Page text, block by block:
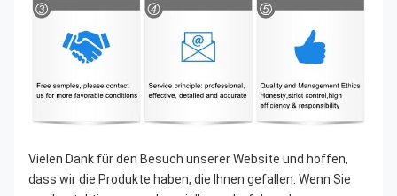
Vielen Dank für den Besuch unserer Website und hoffen,
dass wir die Produkte haben, die Ihnen gefallen. Wenn Sie